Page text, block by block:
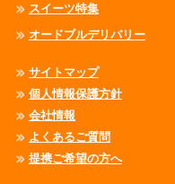
スイーツ特集
オードブルデリバリー
サイトマップ
個人情報保護方針
会社情報
よくあるご質問
提携ご希望の方へ